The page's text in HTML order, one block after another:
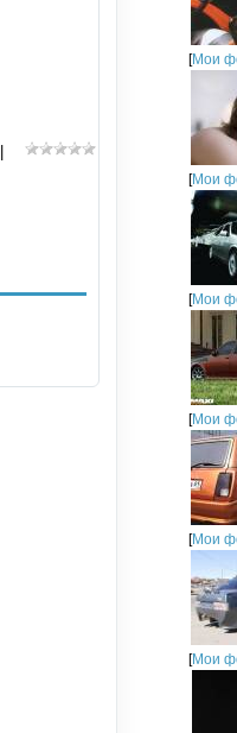
[Мои
[Мои
[Мои
[Мои
[Мои
[Мои